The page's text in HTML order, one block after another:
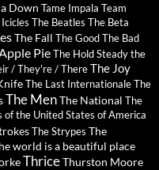
Down Tame Impala Team
The Beatles The Beta
The Fall The Good The Bad
PieThe Hold Steadythe
/ They're / ThereThe Joy
The Last InternationaleThe
The MenThe National The
of the United States of America
The Strypes The
world is a beautiful place
ThriceThurston Moore